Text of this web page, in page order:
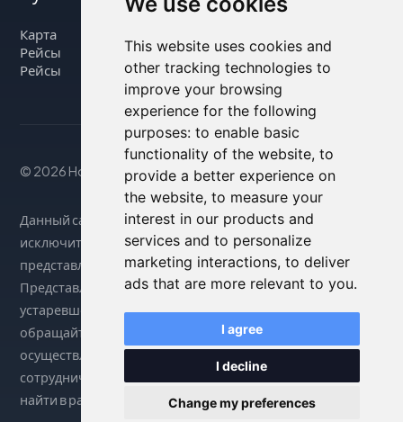
This website uses cookies and
other tracking technologies to
improve your browsing
experience for the following
purposes: to enable basic
functionality of the website, to
provide a better experience on
the website, to measure your
interest in our products and
services and to personalize
marketing interactions, to deliver
ads that are more relevant to you.
I agree
I decline
Change my preferences
Карта
Рейсы
Рейсы
© 2026 Housity.net
Данный сайт предоставляет информацию
исключительно в справочных целях и никак не связан с
представленными на нем объектами размещения.
Представленная информация может быть неточной или
устаревшей, поэтому за точными сведениями
обращайтесь на официальный сайт. Бронирование
осуществляется через нашего партнера по
сотрудничеству. Более подробную информацию можно
найти в разделе «Юридическое уведомление».